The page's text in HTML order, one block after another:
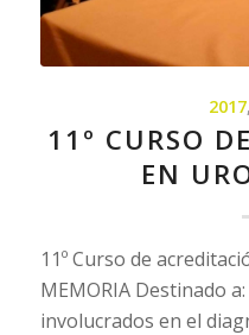
2017,
11º CURSO
EN
11º Curso de
MEMORIA Destinado
involucrados en el